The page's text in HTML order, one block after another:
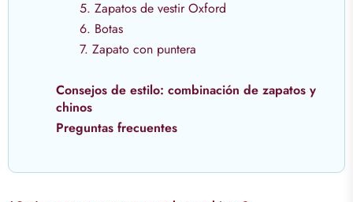
5. Zapatos de vestir Oxford
6. Botas
7. Zapato con puntera
Consejos de estilo: combinación de zapatos y
chinos
Preguntas frecuentes